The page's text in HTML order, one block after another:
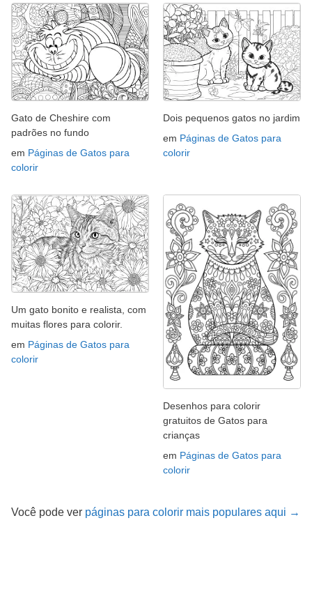
Gato de Cheshire com
padrões no fundo
em Páginas de Gatos para
colorir
Dois pequenos gatos no jardim
em Páginas de Gatos para
colorir
Um gato bonito e realista, com
muitas flores para colorir.
em Páginas de Gatos para
colorir
Desenhos para colorir
gratuitos de Gatos para
crianças
em Páginas de Gatos para
colorir
Você pode ver páginas para colorir mais populares aqui →